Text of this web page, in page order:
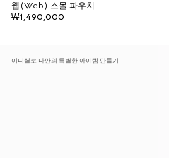
웹(Web) 스몰 파우치
₩1,490,000
이니셜로 나만의 특별한 아이템 만들기